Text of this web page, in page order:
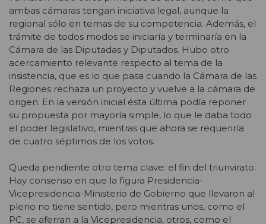
ambas cámaras tengan iniciativa legal, aunque la
regional sólo en temas de su competencia. Además, el
trámite de todos modos se iniciaría y terminaría en la
Cámara de las Diputadas y Diputados. Hubo otro
acercamiento relevante respecto al tema de la
insistencia, que es lo que pasa cuando la Cámara de las
Regiones rechaza un proyecto y vuelve a la cámara de
origen. En la versión inicial ésta última podía reponer
su propuesta por mayoría simple, lo que le daba todo
el poder legislativo, mientras que ahora se requeriría
de cuatro séptimos de los votos.
Queda pendiente otro tema clave: el fin del triunvirato.
Hay consenso en que la figura Presidencia-
Vicepresidencia-Ministerio de Gobierno que llevaron al
pleno no tiene sentido, pero mientras unos, como el
PC, se aferran a la Vicepresidencia, otros, como el